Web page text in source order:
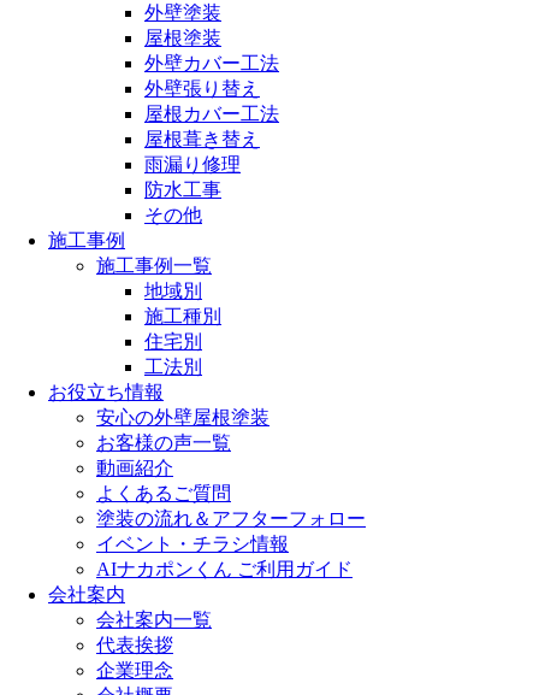
外壁塗装
屋根塗装
外壁カバー工法
外壁張り替え
屋根カバー工法
屋根葺き替え
雨漏り修理
防水工事
その他
施工事例
施工事例一覧
地域別
施工種別
住宅別
工法別
お役立ち情報
安心の外壁屋根塗装
お客様の声一覧
動画紹介
よくあるご質問
塗装の流れ＆アフターフォロー
イベント・チラシ情報
AIナカポンくん ご利用ガイド
会社案内
会社案内一覧
代表挨拶
企業理念